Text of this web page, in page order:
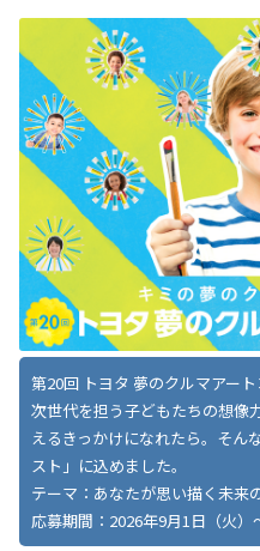
第20回 トヨタ 夢のクルマアー
次世代を担う子どもたちの想像
えるきっかけになれたら。そん
スト」に込めました。
テーマ：あなたが思い描く未来
応募期間：2026年9月1日（火）